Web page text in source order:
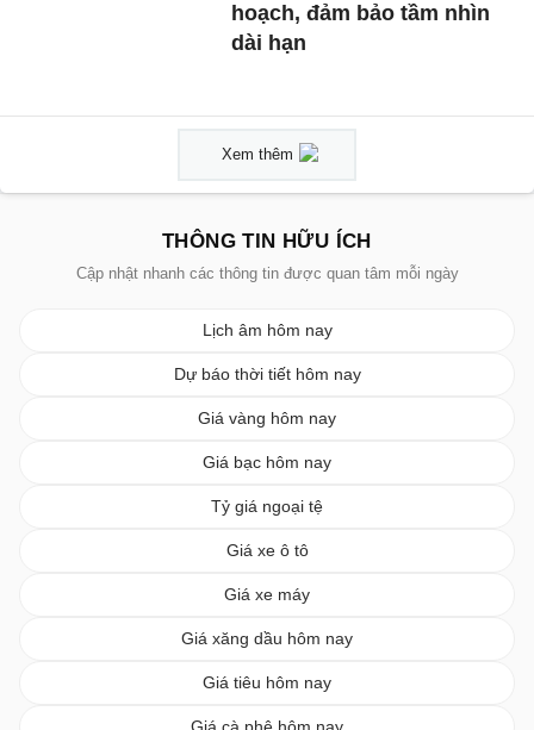
hoạch, đảm bảo tầm nhìn
dài hạn
Xem thêm
THÔNG TIN HỮU ÍCH
Cập nhật nhanh các thông tin được quan tâm mỗi ngày
Lịch âm hôm nay
Dự báo thời tiết hôm nay
Giá vàng hôm nay
Giá bạc hôm nay
Tỷ giá ngoại tệ
Giá xe ô tô
Giá xe máy
Giá xăng dầu hôm nay
Giá tiêu hôm nay